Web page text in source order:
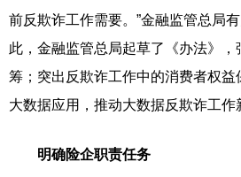
前反欺诈工作需要。”金融监管总局
此，金融监管总局起草了《办法》
筹；突出反欺诈工作中的消费者权益
大数据应用，推动大数据反欺诈工作
明确险企职责任务